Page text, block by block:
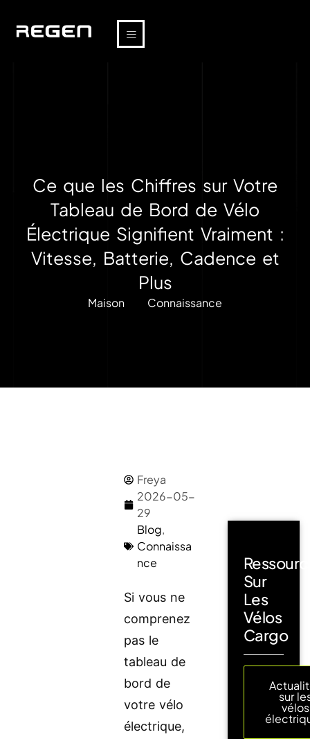
Ce que les Chiffres sur Votre
Tableau de Bord de Vélo
Électrique Signifient Vraiment :
Vitesse, Batterie, Cadence et
Plus
Maison Connaissance
Freya
2026-05-
29
Blog,
Connaissa
nce
Si vous ne
comprenez
pas le
tableau de
bord de
votre vélo
électrique,
Sur
Les
Vélos
Cargo
sur
vélos